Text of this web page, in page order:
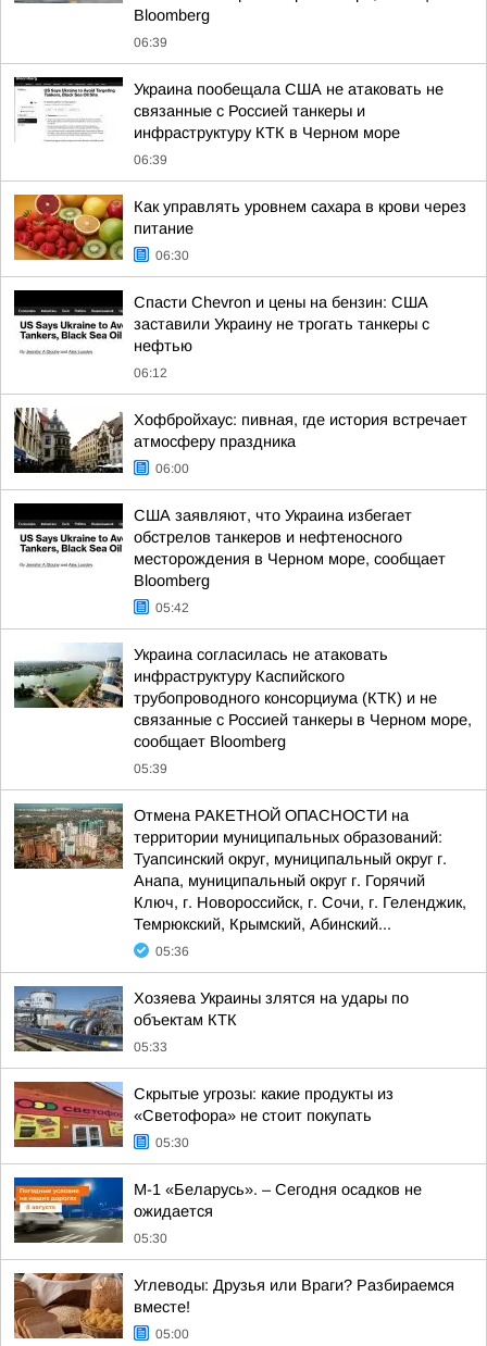
Bloomberg
06:39
Украина пообещала США не атаковать не
связанные с Россией танкеры и
инфраструктуру КТК в Черном море
06:39
Как управлять уровнем сахара в крови через
питание
06:30
Спасти Chevron и цены на бензин: США
заставили Украину не трогать танкеры с
нефтью
06:12
Хофбройхаус: пивная, где история встречает
атмосферу праздника
06:00
США заявляют, что Украина избегает
обстрелов танкеров и нефтеносного
месторождения в Черном море, сообщает
Bloomberg
05:42
Украина согласилась не атаковать
инфраструктуру Каспийского
трубопроводного консорциума (КТК) и не
связанные с Россией танкеры в Черном море,
сообщает Bloomberg
05:39
Отмена РАКЕТНОЙ ОПАСНОСТИ на
территории муниципальных образований:
Туапсинский округ, муниципальный округ г.
Анапа, муниципальный округ г. Горячий
Ключ, г. Новороссийск, г. Сочи, г. Геленджик,
Темрюкский, Крымский, Абинский...
05:36
Хозяева Украины злятся на удары по
объектам КТК
05:33
Скрытые угрозы: какие продукты из
«Светофора» не стоит покупать
05:30
М-1 «Беларусь». – Сегодня осадков не
ожидается
05:30
Углеводы: Друзья или Враги? Разбираемся
вместе!
05:00